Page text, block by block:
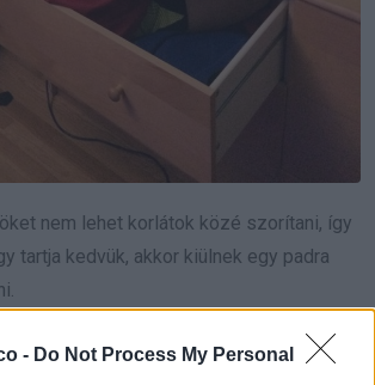
- Do Not Process My Personal
nem lehet korlátok közé szorítani, így
tartja kedvük, akkor kiülnek egy padra